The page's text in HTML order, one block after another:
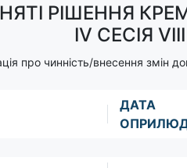
РІШЕННЯ
IV СЕСІЯ
про чинність/внесення змін
ДАТА